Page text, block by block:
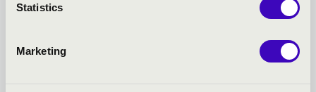
Statistics
Marketing2024.05.05. - vasárnap 10:00